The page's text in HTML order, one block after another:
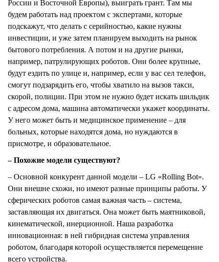
России и Восточной Европы), выиграть грант. Там мы
будем работать над проектом с экспертами, которые
подскажут, что делать с серийностью, какие нужны
инвестиции, и уже затем планируем выходить на рынок
бытового потребления. А потом и на другие рынки,
например, патрулирующих роботов. Они более крупные,
будут ездить по улице и, например, если у вас сел телефон,
смогут подзарядить его, чтобы хватило на вызов такси,
скорой, полиции. При этом не нужно будет искать шильдик
с адресом дома, машина автоматически укажет координаты.
У него может быть и медицинское применение – для
больных, которые находятся дома, но нуждаются в
присмотре, и образовательное.
– Похожие модели существуют?
– Основной конкурент данной модели – LG «Rolling Bot».
Они внешне схожи, но имеют разные принципы работы. У
сферических роботов самая важная часть – система,
заставляющая их двигаться. Она может быть маятниковой,
кинематической, инерционной. Наша разработка
инновационная: в ней гибридная система управления
роботом, благодаря которой осуществляется перемещение
всего устройства.